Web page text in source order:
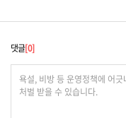
댓글 0